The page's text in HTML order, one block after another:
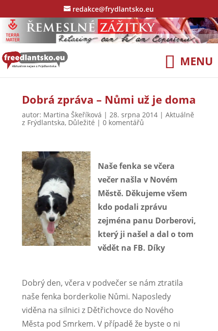
redakce@frydlantsko.eu
Dobrá zpráva – Nůmi už je doma
autor: Martina Škeříková | 28. srpna 2014| Aktuálně
z Frýdlantska, Důležité | 0 komentářů
Naše fenka se včera
večer našla v Novém
Městě. Děkujeme všem
kdo podali zprávu
zejména panu Dorberovi,
který ji našel a dal o tom
vědět na FB. Díky
Dobrý den, včera v podvečer se nám ztratila
naše fenka borderkolie Nůmi. Naposledy
viděna na silnici z Dětřichovce do Nového
Města pod Smrkem. V případě že byste o ni